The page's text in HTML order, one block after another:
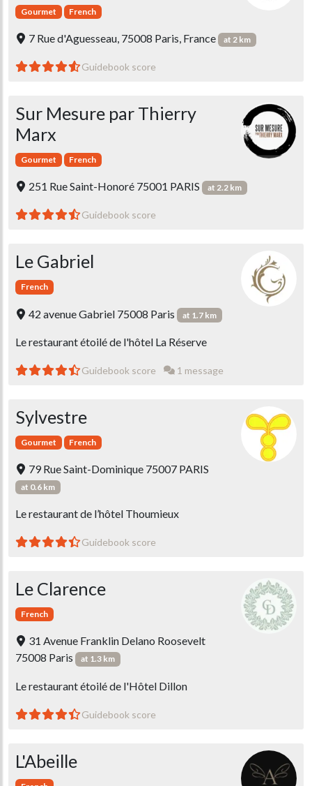
Gourmet French
7 Rue d'Aguesseau, 75008 Paris, France at 2 km
Guidebook score
Sur Mesure par Thierry
Marx
Gourmet French
251 Rue Saint-Honoré 75001 PARIS at 2.2 km
Guidebook score
Le Gabriel
French
42 avenue Gabriel 75008 Paris at 1.7 km
Le restaurant étoilé de l'hôtel La Réserve
Guidebook score 1 message
Sylvestre
Gourmet French
79 Rue Saint-Dominique 75007 PARIS
at 0.6 km
Le restaurant de l’hôtel Thoumieux
Guidebook score
Le Clarence
French
31 Avenue Franklin Delano Roosevelt
75008 Paris
at 1.3 km
Le restaurant étoilé de l'Hôtel Dillon
Guidebook score
L'Abeille